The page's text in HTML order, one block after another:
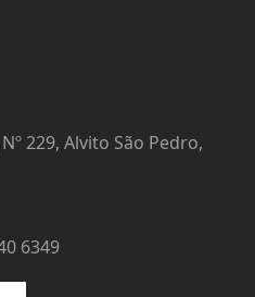
229, Alvito São Pedro,
6349